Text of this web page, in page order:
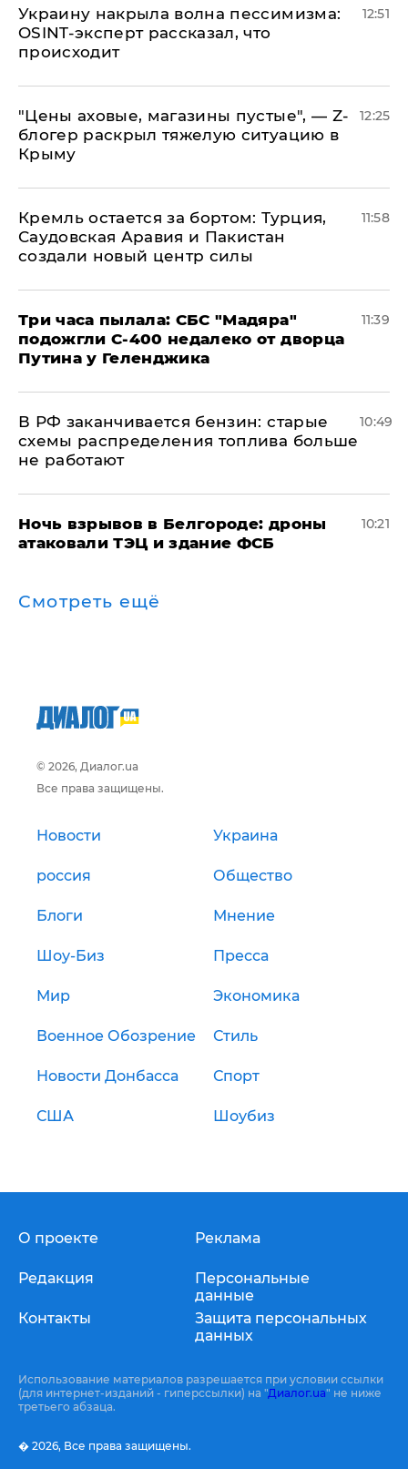
​Украину накрыла волна пессимизма:
OSINT-эксперт рассказал, что
происходит
12:51
​"Цены аховые, магазины пустые", — Z-
блогер раскрыл тяжелую ситуацию в
Крыму
12:25
​Кремль остается за бортом: Турция,
Саудовская Аравия и Пакистан
создали новый центр силы
11:58
Три часа пылала: СБС "Мадяра"
подожгли С-400 недалеко от дворца
Путина у Геленджика
11:39
​В РФ заканчивается бензин: старые
схемы распределения топлива больше
не работают
10:49
​Ночь взрывов в Белгороде: дроны
атаковали ТЭЦ и здание ФСБ
10:21
Смотреть ещё
© 2026, Диалог.ua
Все права защищены.
Новости Украина
россия Общество
Блоги Мнение
Шоу-Биз Пресса
Мир Экономика
Военное Обозрение Стиль
Новости Донбасса Спорт
США Шоубиз
О проекте
Редакция
Контакты
Реклама
Персональные
данные
Защита персональных
данных
Использование материалов разрешается при условии ссылки
(для интернет-изданий - гиперссылки) на "Диалог.ua" не ниже
третьего абзаца.
� 2026, Все права защищены.